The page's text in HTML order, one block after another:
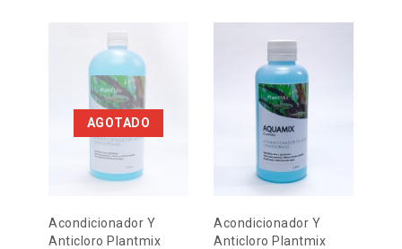
AGOTADO
Acondicionador Y
Anticloro Plantmix
Acondicionador Y
Anticloro Plantmix